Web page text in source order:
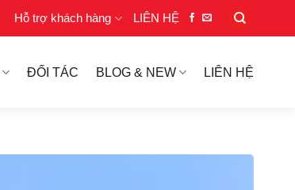
Hỗ trợ khách hàng LIÊN HỆ
ĐỐI TÁC BLOG & NEW LIÊN HỆ